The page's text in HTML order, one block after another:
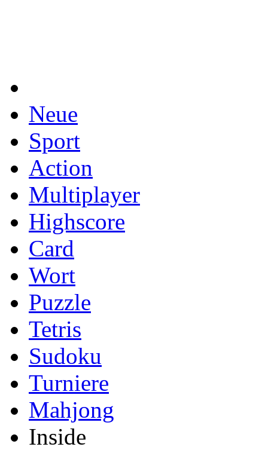
Neue
Sport
Action
Multiplayer
Highscore
Card
Wort
Puzzle
Tetris
Sudoku
Turniere
Mahjong
Inside